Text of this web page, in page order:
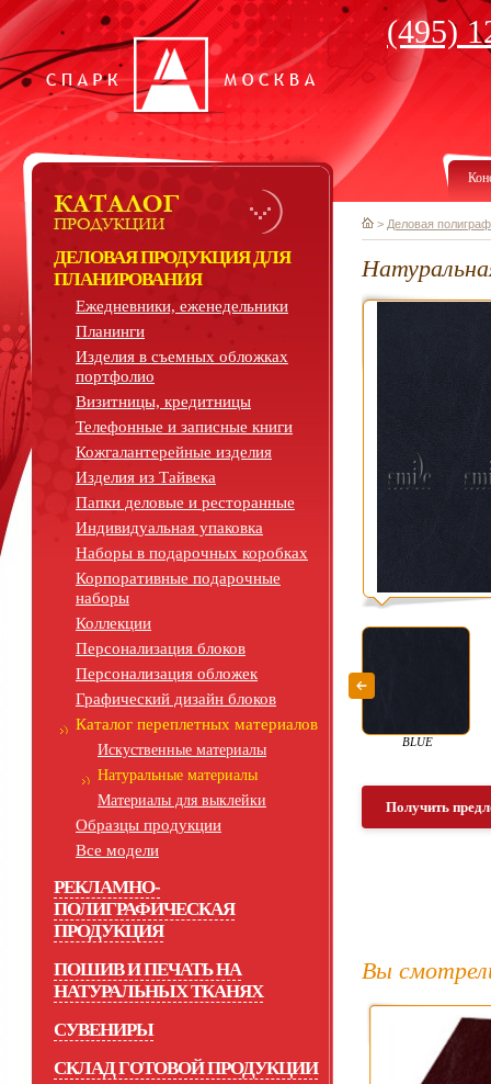
(495)
ДЕЛОВАЯ ПРОДУКЦИЯ ДЛЯ
ПЛАНИРОВАНИЯ
Ежедневники, еженедельники
Планинги
Изделия в съемных обложках
портфолио
Визитницы, кредитницы
Телефонные и записные книги
Кожгалантерейные изделия
Изделия из Тайвека
Папки деловые и ресторанные
Индивидуальная упаковка
Наборы в подарочных коробках
Корпоративные подарочные
наборы
Коллекции
Персонализация блоков
Персонализация обложек
Графический дизайн блоков
Каталог переплетных материалов
Искуственные материалы
Натуральные материалы
Материалы для выклейки
Образцы продукции
Все модели
РЕКЛАМНО-
ПОЛИГРАФИЧЕСКАЯ
ПРОДУКЦИЯ
ПОШИВ И ПЕЧАТЬ НА
НАТУРАЛЬНЫХ ТКАНЯХ
СУВЕНИРЫ
СКЛАД ГОТОВОЙ ПРОДУКЦИИ
> Деловая
BLUE
Получить
Вы